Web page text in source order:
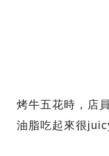
烤牛五花時，店
油脂吃起來很